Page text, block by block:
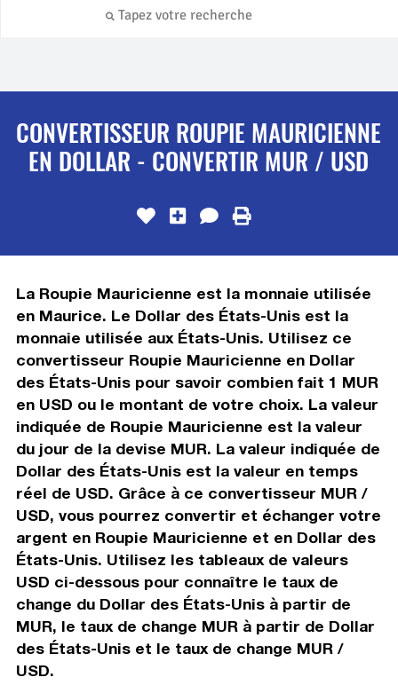
CONVERTISSEUR ROUPIE MAURICIENNE
EN DOLLAR - CONVERTIR MUR / USD
La Roupie Mauricienne est la monnaie utilisée
en Maurice. Le Dollar des États-Unis est la
monnaie utilisée aux États-Unis. Utilisez ce
convertisseur Roupie Mauricienne en Dollar
des États-Unis pour savoir combien fait 1 MUR
en USD ou le montant de votre choix. La valeur
indiquée de Roupie Mauricienne est la valeur
du jour de la devise MUR. La valeur indiquée de
Dollar des États-Unis est la valeur en temps
réel de USD. Grâce à ce convertisseur MUR /
USD, vous pourrez convertir et échanger votre
argent en Roupie Mauricienne et en Dollar des
États-Unis. Utilisez les tableaux de valeurs
USD ci-dessous pour connaître le taux de
change du Dollar des États-Unis à partir de
MUR, le taux de change MUR à partir de Dollar
des États-Unis et le taux de change MUR /
USD.